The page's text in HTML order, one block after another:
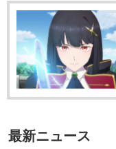
最新ニュース